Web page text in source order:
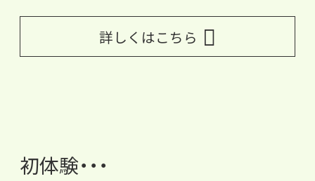
詳しくはこちら
初体験・・・